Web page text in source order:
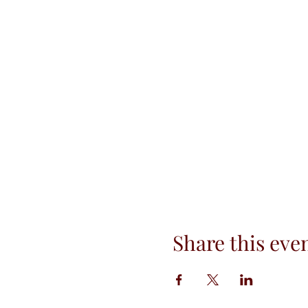
Share this